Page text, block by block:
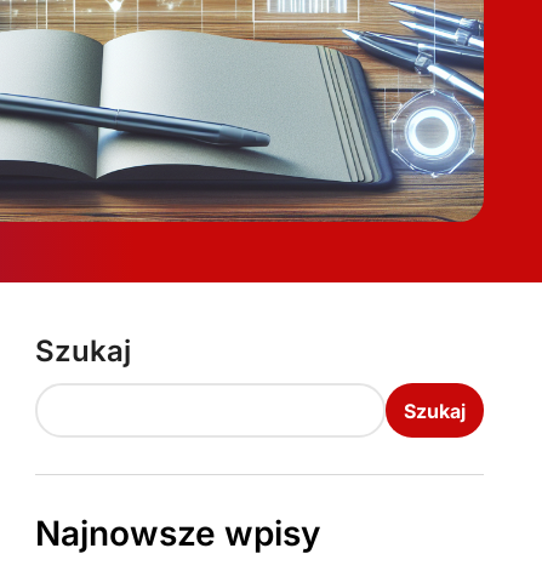
Szukaj
Szukaj
Najnowsze wpisy